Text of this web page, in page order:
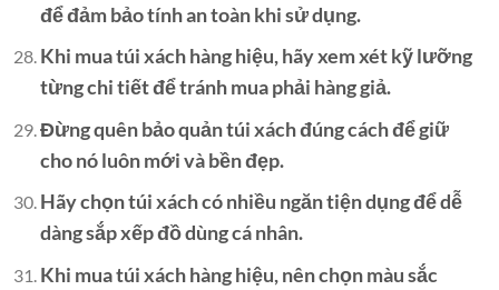
để đảm bảo tính an toàn khi sử dụng.
Khi mua túi xách hàng hiệu, hãy xem xét kỹ lưỡng
từng chi tiết để tránh mua phải hàng giả.
Đừng quên bảo quản túi xách đúng cách để giữ
cho nó luôn mới và bền đẹp.
Hãy chọn túi xách có nhiều ngăn tiện dụng để dễ
dàng sắp xếp đồ dùng cá nhân.
Khi mua túi xách hàng hiệu, nên chọn màu sắc